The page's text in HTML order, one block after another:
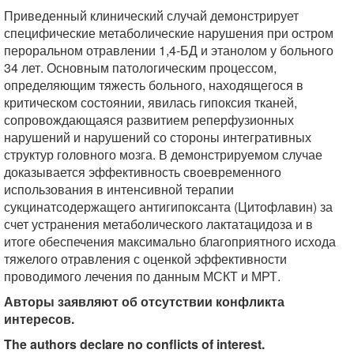
Приведенный клинический случай демонстрирует
специфические метаболические нарушения при остром
пероральном отравлении 1,4-БД и этанолом у больного
34 лет. Основным патологическим процессом,
определяющим тяжесть больного, находящегося в
критическом состоянии, явилась гипоксия тканей,
сопровождающаяся развитием реперфузионных
нарушений и нарушений со стороны интегративных
структур головного мозга. В демонстрируемом случае
доказывается эффективность своевременного
использования в интенсивной терапии
сукцинатсодержащего антигипоксанта (Цитофлавин) за
счет устранения метаболического лактатацидоза и в
итоге обеспечения максимально благоприятного исхода
тяжелого отравления с оценкой эффективности
проводимого лечения по данным МСКТ и МРТ.
Авторы заявляют об отсутствии конфликта
интересов.
The authors declare no conflicts of interest.